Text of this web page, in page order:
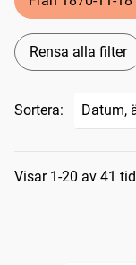
Rensa alla filter
Sortera:
Visar 1-20 av 41